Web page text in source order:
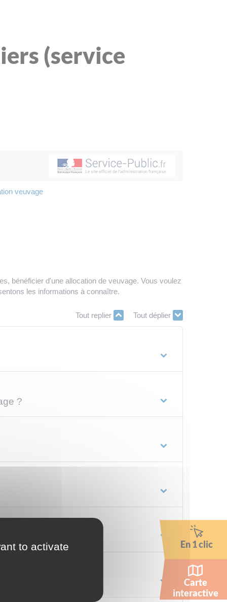
(service
veuvage
bénéficier d'une allocation de veuvage. Vous voulez
les informations à connaître.
Tout replier Tout déplier
?
En 1 clic
Carte
interactive
to activate